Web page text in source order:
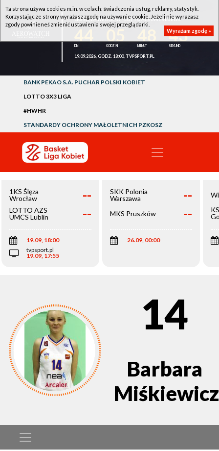
1KS ŚLĘZA WROCŁAW - LOTTO AZS UMCS LUBLIN
42
19.09.2026, GODZ. 18:00, TVPSPORT.PL
BANK PEKAO S.A. PUCHAR POLSKI KOBIET
LOTTO 3X3 LIGA
#HWHR
STANDARDY OCHRONY MAŁOLETNICH PZKOSZ
1KS Ślęza
Wrocław
--
LOTTO AZS
UMCS Lublin
--
19.09, 18:00
tvpsport.pl
19.09, 17:55
SKK Polonia
Warszawa
--
MKS Pruszków --
26.09, 00:00
14
Barbara
Miśkiewicz
Ta strona używa cookies m.in. w celach: świadczenia usług, reklamy, statystyk.
Korzystając ze strony wyrażasz zgodę na używanie cookie. Jeżeli nie wyrażasz
zgody powinieneś zmienić ustawienia swojej przeglądarki.
Wyrażam zgodę »